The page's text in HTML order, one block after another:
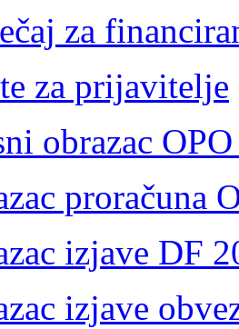
za
za prijavitelje
obrazac
proračuna
izjave DF
izjave